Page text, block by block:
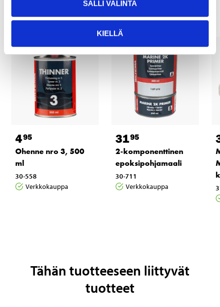
SALLI VALINTA
KIELLÄ
495
Ohenne nro 3, 500
ml
30-558
Verkkokauppa
3195
2-komponenttinen
epoksipohjamaali
30-711
Verkkokauppa
Tähän tuotteeseen liittyvät
tuotteet